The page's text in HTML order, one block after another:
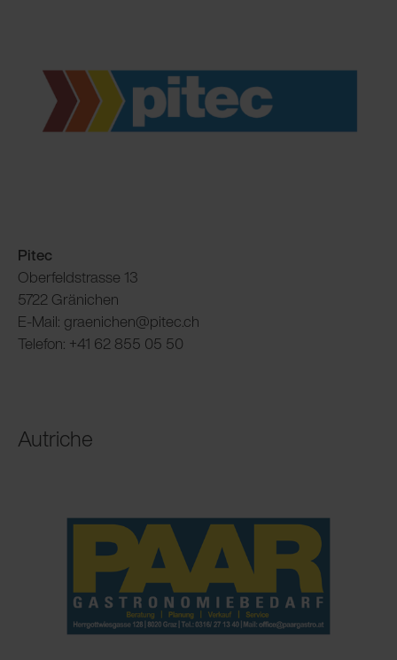
Pitec
Oberfeldstrasse 13
5722 Gränichen
E-Mail: graenichen@pitec.ch
Telefon: +41 62 855 05 50
Autriche